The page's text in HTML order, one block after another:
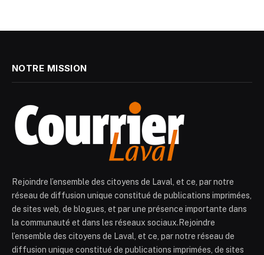
NOTRE MISSION
Rejoindre l’ensemble des citoyens de Laval, et ce, par notre
réseau de diffusion unique constitué de publications imprimées,
de sites web, de blogues, et par une présence importante dans
la communauté et dans les réseaux sociaux.Rejoindre
l’ensemble des citoyens de Laval, et ce, par notre réseau de
diffusion unique constitué de publications imprimées, de sites